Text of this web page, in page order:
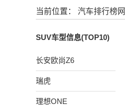
当前位置： 汽车排行榜网
SUV车型信息(TOP10)
长安欧尚Z6
瑞虎
理想ONE